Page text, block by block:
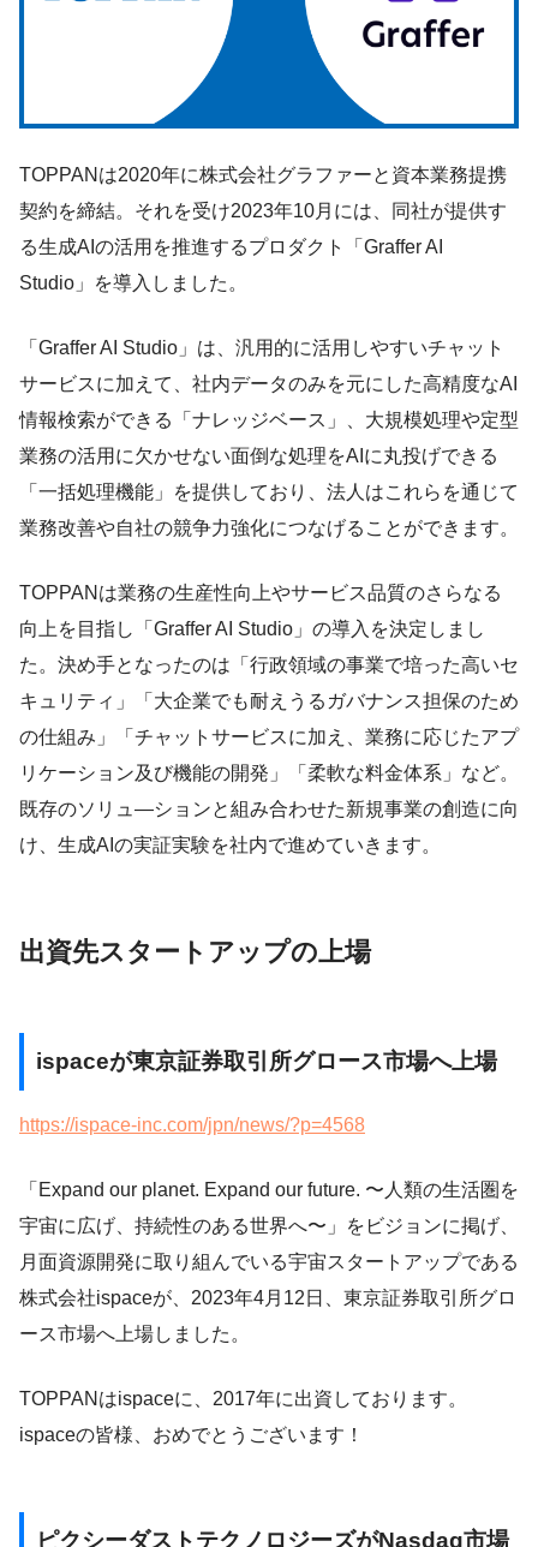
TOPPANは2020年に株式会社グラファーと資本業務提携
契約を締結。それを受け2023年10月には、同社が提供す
る生成AIの活用を推進するプロダクト「Graffer AI
Studio」を導入しました。
「Graffer AI Studio」は、汎用的に活用しやすいチャット
サービスに加えて、社内データのみを元にした高精度なAI
情報検索ができる「ナレッジベース」、大規模処理や定型
業務の活用に欠かせない面倒な処理をAIに丸投げできる
「一括処理機能」を提供しており、法人はこれらを通じて
業務改善や自社の競争力強化につなげることができます。
TOPPANは業務の生産性向上やサービス品質のさらなる
向上を目指し「Graffer AI Studio」の導入を決定しまし
た。決め手となったのは「行政領域の事業で培った高いセ
キュリティ」「大企業でも耐えうるガバナンス担保のため
の仕組み」「チャットサービスに加え、業務に応じたアプ
リケーション及び機能の開発」「柔軟な料金体系」など。
既存のソリュ―ションと組み合わせた新規事業の創造に向
け、生成AIの実証実験を社内で進めていきます。
出資先スタートアップの上場
ispaceが東京証券取引所グロース市場へ上場
https://ispace-inc.com/jpn/news/?p=4568
「Expand our planet. Expand our future. 〜人類の生活圏を
宇宙に広げ、持続性のある世界へ〜」をビジョンに掲げ、
月面資源開発に取り組んでいる宇宙スタートアップである
株式会社ispaceが、2023年4月12日、東京証券取引所グロ
ース市場へ上場しました。
TOPPANはispaceに、2017年に出資しております。
ispaceの皆様、おめでとうございます！
ピクシーダストテクノロジーズがNasdaq市場